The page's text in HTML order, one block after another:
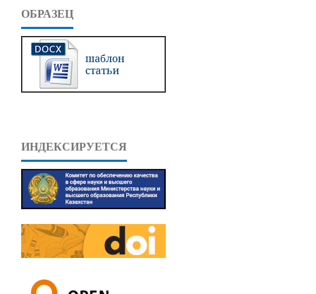
ОБРАЗЕЦ
ИНДЕКСИРУЕТСЯ